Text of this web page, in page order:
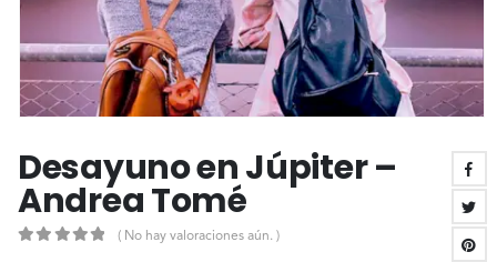
Desayuno en Júpiter –
Andrea Tomé
( No hay valoraciones aún. )